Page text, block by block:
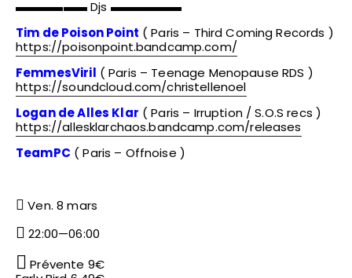
▬▬▬▬▬▬ Djs ▬▬▬▬▬▬
Tim de Poison Point ( Paris – Third Coming Records )
https://poisonpoint.bandcamp.com/
FemmesViril ( Paris – Teenage Menopause RDS )
https://soundcloud.com/christellenoel
Logan de Alles Klar ( Paris – Irruption / S.O.S recs )
https://allesklarchaos.bandcamp.com/releases
TeamPC ( Paris – Offnoise )
Ven. 8 mars
22:00—06:00
Prévente 9€